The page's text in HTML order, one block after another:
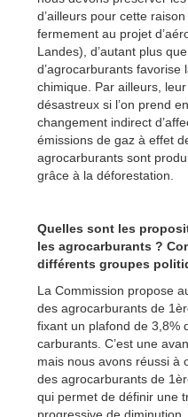
d’ailleurs pour cette
fermement au projet
Landes), d’autant plus
d’agrocarburants
chimique. Par ailleurs,
désastreux si l’on prend
changement indirect
émissions de gaz à effet
agrocarburants sont
grâce à la déforestation.
Quelles sont les
les agrocarburants ?
différents groupes
La Commission propose
des agrocarburants de
fixant un plafond de 3,8%
carburants. C’est une
mais nous avons réussi à
des agrocarburants de
qui permet de définir une